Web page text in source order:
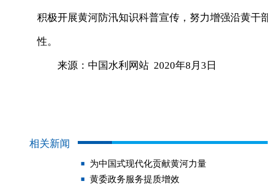
积极开展黄河防汛知识科普宣传，努力增强沿黄
性。
来源：中国水利网站 2020年8月3日
相关新闻
为中国式现代化贡献黄河力量
黄委政务服务提质增效